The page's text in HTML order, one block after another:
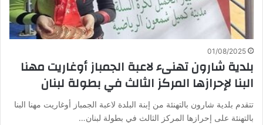
01/08/2025
بلدية شارون تهنىء لاعبة الجمباز أوغاريت مهنا
البنا لإحرازها المركز الثالث في بطولة لبنان
تتقدم بلدية شارون بالتهنئة من إبنة البلدة لاعبة الجمباز أوغاريت مهنا البنا
بالتهنئة على إحرازها المركز الثالث في بطولة لبنان…